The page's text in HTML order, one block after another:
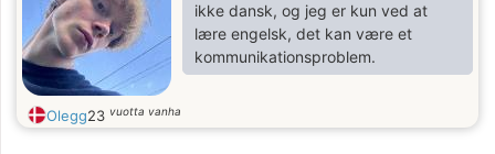
ikke dansk, og jeg er kun ved at
lære engelsk, det kan være et
kommunikationsproblem.
Olegg23 vuotta vanha